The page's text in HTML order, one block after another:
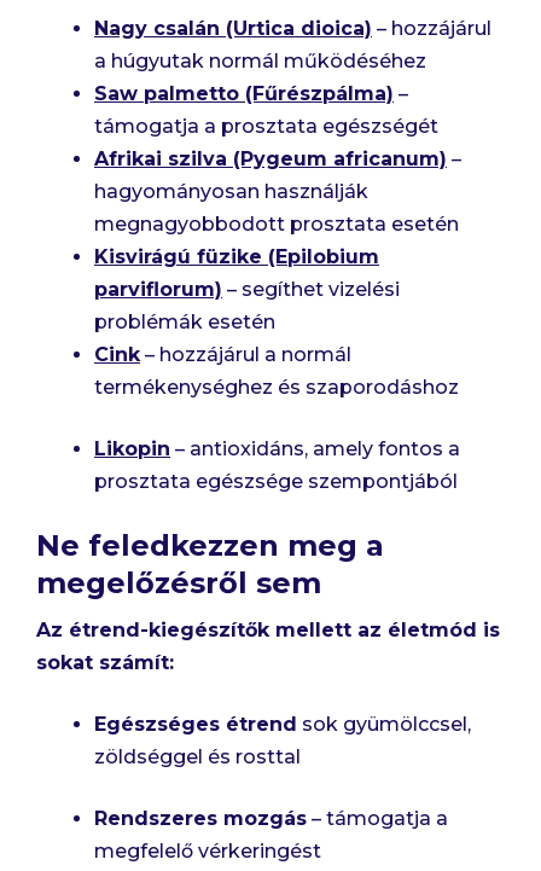
Nagy csalán (Urtica dioica) – hozzájárul
a húgyutak normál működéséhez
Saw palmetto (Fűrészpálma) –
támogatja a prosztata egészségét
Afrikai szilva (Pygeum africanum) –
hagyományosan használják
megnagyobbodott prosztata esetén
Kisvirágú füzike (Epilobium
parviflorum) – segíthet vizelési
problémák esetén
Cink– hozzájárul a normál
termékenységhez és szaporodáshoz
Likopin – antioxidáns, amely fontos a
prosztata egészsége szempontjából
Ne feledkezzen meg a
megelőzésről sem
Az étrend-kiegészítők mellett az életmód is
sokat számít:
Egészséges étrend sok gyümölccsel,
zöldséggel és rosttal
Rendszeres mozgás – támogatja a
megfelelő vérkeringést